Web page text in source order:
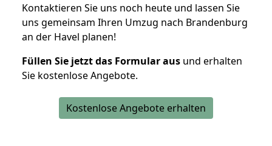
Kontaktieren Sie uns noch heute und lassen Sie
uns gemeinsam Ihren Umzug nach Brandenburg
an der Havel planen!
Füllen Sie jetzt das Formular aus und erhalten
Sie kostenlose Angebote.
Kostenlose Angebote erhalten